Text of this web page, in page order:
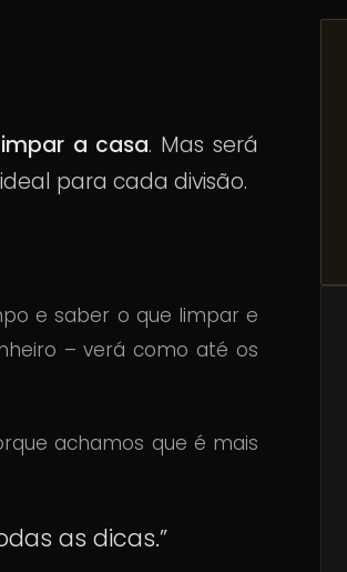
a casa. Mas será
ideal para cada divisão.
e saber o que limpar e
– verá como até os
achamos que é mais
as dicas.”